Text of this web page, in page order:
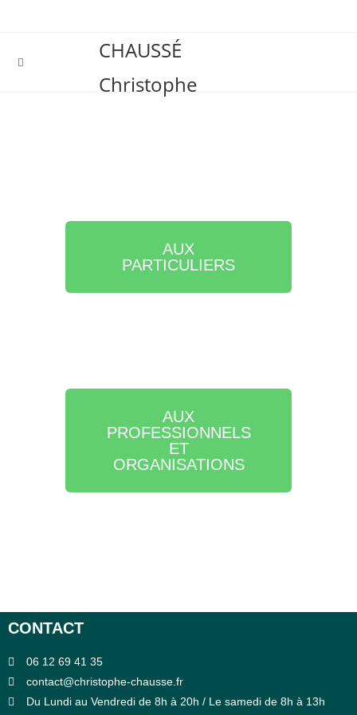
CHAUSSÉ
Christophe
AUX
PARTICULIERS
AUX
PROFESSIONNELS
ET
ORGANISATIONS
CONTACT
06 12 69 41 35
contact@christophe-chausse.fr
Du Lundi au Vendredi de 8h à 20h / Le samedi de 8h à 13h